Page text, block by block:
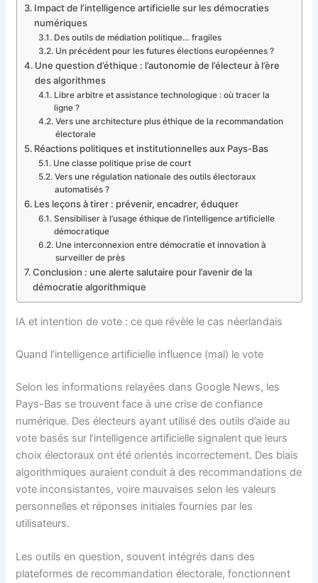
Impact de l’intelligence artificielle sur les démocraties
numériques
Des outils de médiation politique… fragiles
Un précédent pour les futures élections européennes ?
Une question d’éthique : l’autonomie de l’électeur à l’ère
des algorithmes
Libre arbitre et assistance technologique : où tracer la
ligne ?
Vers une architecture plus éthique de la recommandation
électorale
Réactions politiques et institutionnelles aux Pays-Bas
Une classe politique prise de court
Vers une régulation nationale des outils électoraux
automatisés ?
Les leçons à tirer : prévenir, encadrer, éduquer
Sensibiliser à l’usage éthique de l’intelligence artificielle
démocratique
Une interconnexion entre démocratie et innovation à
surveiller de près
Conclusion : une alerte salutaire pour l’avenir de la
démocratie algorithmique
IA et intention de vote : ce que révèle le cas néerlandais
Quand l’intelligence artificielle influence (mal) le vote
Selon les informations relayées dans Google News, les
Pays-Bas se trouvent face à une crise de confiance
numérique. Des électeurs ayant utilisé des outils d’aide au
vote basés sur l’intelligence artificielle signalent que leurs
choix électoraux ont été orientés incorrectement. Des biais
algorithmiques auraient conduit à des recommandations de
vote inconsistantes, voire mauvaises selon les valeurs
personnelles et réponses initiales fournies par les
utilisateurs.
Les outils en question, souvent intégrés dans des
plateformes de recommandation électorale, fonctionnent